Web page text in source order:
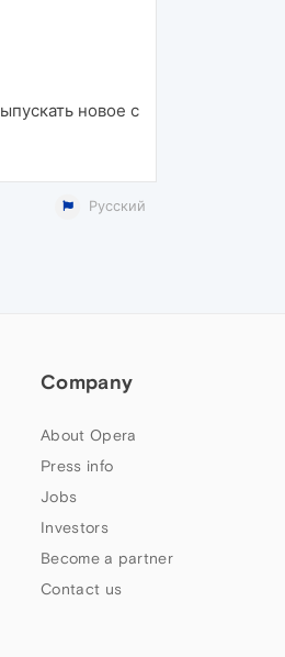
новое с
Русский
Company
About Opera
Press info
Jobs
Investors
Become a partner
Contact us